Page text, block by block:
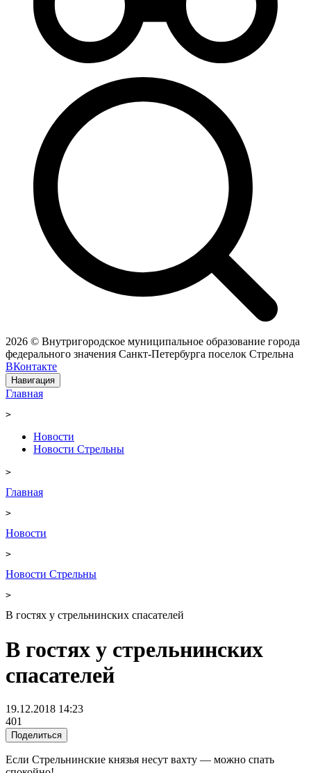
2026 © Внутригородское муниципальное образование города
федерального значения Санкт-Петербурга поселок Стрельна
ВКонтакте
Навигация
Главная
>
Новости
Новости Стрельны
>
Главная
>
Новости
>
Новости Стрельны
>
В гостях у стрельнинских спасателей
В гостях у стрельнинских
спасателей
19.12.2018 14:23
401
Поделиться
Если Стрельнинские князья несут вахту — можно спать